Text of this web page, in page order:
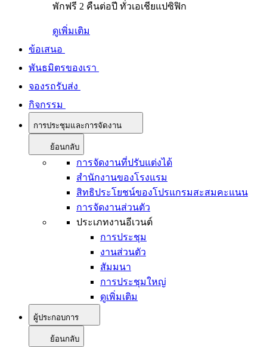
พักฟรี 2 คืนต่อปี ทั่วเอเชียแปซิฟิก
ดูเพิ่มเติม
ข้อเสนอ
พันธมิตรของเรา
จองรถรับส่ง
กิจกรรม
การประชุมและการจัดงาน
ย้อนกลับ
การจัดงานที่ปรับแต่งได้
สำนักงานของโรงแรม
สิทธิประโยชน์ของโปรแกรมสะสมคะแนน
การจัดงานส่วนตัว
ประเภทงานอีเวนต์
การประชุม
งานส่วนตัว
สัมมนา
การประชุมใหญ่
ดูเพิ่มเติม
ผู้ประกอบการ
ย้อนกลับ